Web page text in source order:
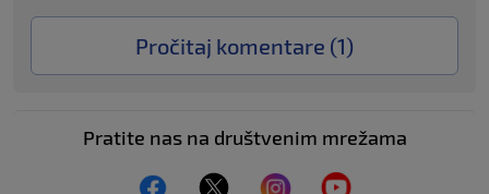
Pročitaj komentare (1)
Pratite nas na društvenim mrežama